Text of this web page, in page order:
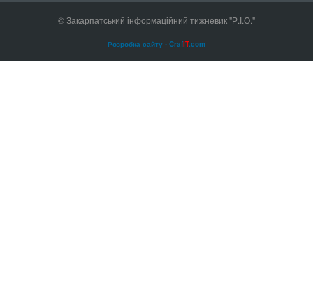
© Закарпатський інформаційний тижневик "Р.І.О."
Розробка сайту - CrafIT.com